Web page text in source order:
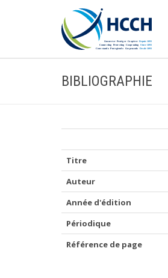
BIBLIOGRAPHIE
Titre
Auteur
Année d'édition
Périodique
Référence de page